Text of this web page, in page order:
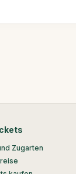
Zugarten